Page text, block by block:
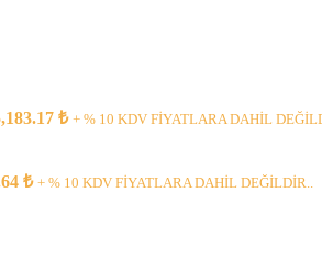
₺ + % 10 KDV FİYATLARA DAHİL
₺ + % 10 KDV FİYATLARA DAHİL DEĞİLDİR..